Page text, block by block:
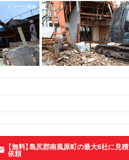
【無料】島尻郡南風原町の最大6社に見積
依頼